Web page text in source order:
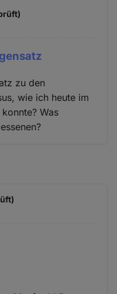
zu den
wie ich heute im
Was